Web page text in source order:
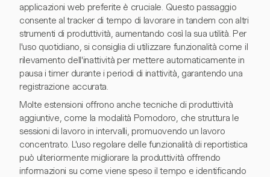
applicazioni web preferite è cruciale. Questo passaggio
consente al tracker di tempo di lavorare in tandem con altri
strumenti di produttività, aumentando così la sua utilità. Per
l'uso quotidiano, si consiglia di utilizzare funzionalità come il
rilevamento dell'inattività per mettere automaticamente in
pausa i timer durante i periodi di inattività, garantendo una
registrazione accurata.
Molte estensioni offrono anche tecniche di produttività
aggiuntive, come la modalità Pomodoro, che struttura le
sessioni di lavoro in intervalli, promuovendo un lavoro
concentrato. L'uso regolare delle funzionalità di reportistica
può ulteriormente migliorare la produttività offrendo
informazioni su come viene speso il tempo e identificando